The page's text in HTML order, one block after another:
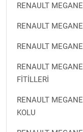
RENAULT
RENAULT
RENAULT
RENAULT
FİTİLLERİ
RENAULT
KOLU